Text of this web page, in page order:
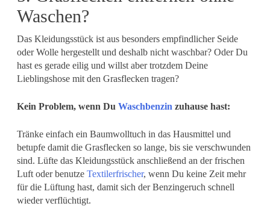
Waschen?
Das Kleidungsstück ist aus besonders empfindlicher Seide
oder Wolle hergestellt und deshalb nicht waschbar? Oder Du
hast es gerade eilig und willst aber trotzdem Deine
Lieblingshose mit den Grasflecken tragen?
Kein Problem, wenn Du Waschbenzin zuhause hast:
Tränke einfach ein Baumwolltuch in das Hausmittel und
betupfe damit die Grasflecken so lange, bis sie verschwunden
sind. Lüfte das Kleidungsstück anschließend an der frischen
Luft oder benutze Textilerfrischer, wenn Du keine Zeit mehr
für die Lüftung hast, damit sich der Benzingeruch schnell
wieder verflüchtigt.